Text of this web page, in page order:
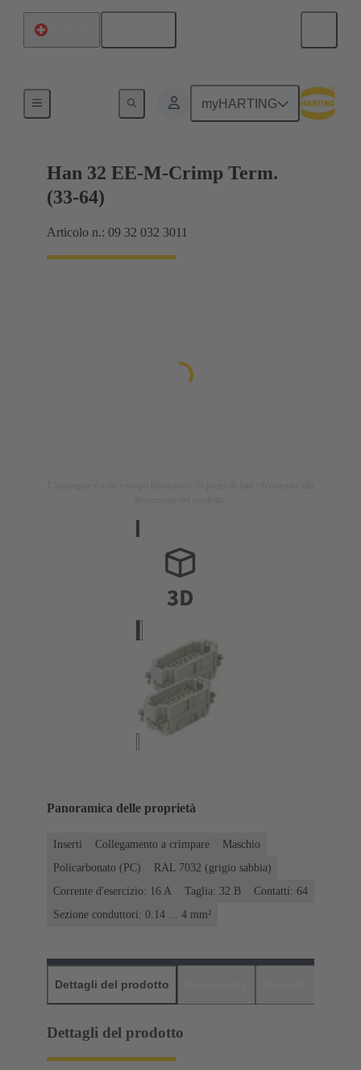
myHARTING
Correnti fino a 16 A
Han 32 EE-M-Crimp Term.
(33-64)
Articolo n.: 09 32 032 3011
Panoramica delle proprietà
Inserti Collegamento a crimpare
Maschio
Policarbonato (PC)
RAL 7032 (grigio sabbia)
Corrente d'esercizio: ‌16 A
Taglia: 32 B
Contatti: 64
Sezione conduttori: 0.14 ... 4 mm²
Dettagli del prodotto
Dettagli del prodotto